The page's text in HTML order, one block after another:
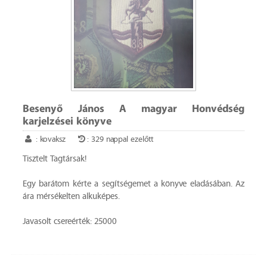
Besenyő János A magyar Honvédség
karjelzései könyve
: kovaksz : 329 nappal ezelőtt
Tisztelt Tagtársak!
Egy barátom kérte a segítségemet a könyve eladásában. Az
ára mérsékelten alkuképes.
Javasolt csereérték: 25000